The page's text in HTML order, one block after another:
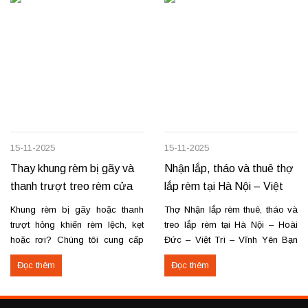
15-11-2025
Thay khung rèm bị gãy và
thanh trượt treo rèm cửa
Khung rèm bị gãy hoặc thanh
trượt hỏng khiến rèm lệch, kẹt
hoặc rơi? Chúng tôi cung cấp
dịch vụ thay khung và thanh
trượt rèm tận nơi, đảm bảo rèm
bền lâu. Thay khung rèm bị gãy,
Đọc thêm
15-11-2025
Nhận lắp, tháo và thuê thợ
lắp rèm tại Hà Nội – Việt
Trì – Vĩnh Yên
Thợ Nhận lắp rèm thuê, tháo và
treo lắp rèm tại Hà Nội – Hoài
Đức – Việt Trì – Vĩnh Yên Bạn
cần lắp rèm bị rơi, tháo rèm cũ
hoặc thuê thợ lắp rèm tại Hoài
Yên? Chúng tôi cung cấp dịch
Đọc thêm